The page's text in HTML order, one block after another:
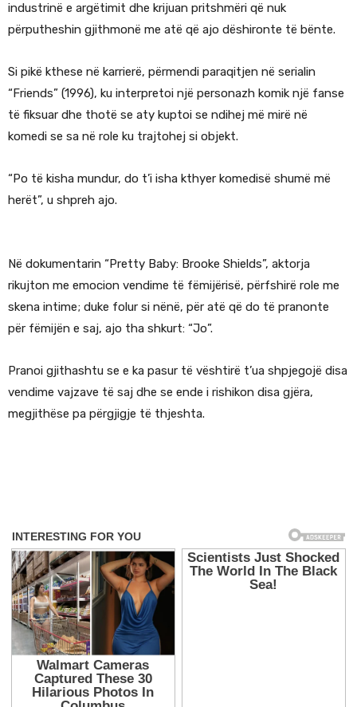
industrinë e argëtimit dhe krijuan pritshmëri që nuk
përputheshin gjithmonë me atë që ajo dëshironte të bënte.
Si pikë kthese në karrierë, përmendi paraqitjen në serialin
“Friends” (1996), ku interpretoi një personazh komik një fanse
të fiksuar dhe thotë se aty kuptoi se ndihej më mirë në
komedi se sa në role ku trajtohej si objekt.
“Po të kisha mundur, do t’i isha kthyer komedisë shumë më
herët”, u shpreh ajo.
Në dokumentarin “Pretty Baby: Brooke Shields”, aktorja
rikujton me emocion vendime të fëmijërisë, përfshirë role me
skena intime; duke folur si nënë, për atë që do të pranonte
për fëmijën e saj, ajo tha shkurt: “Jo”.
Pranoi gjithashtu se e ka pasur të vështirë t’ua shpjegojë disa
vendime vajzave të saj dhe se ende i rishikon disa gjëra,
megjithëse pa përgjigje të thjeshta.